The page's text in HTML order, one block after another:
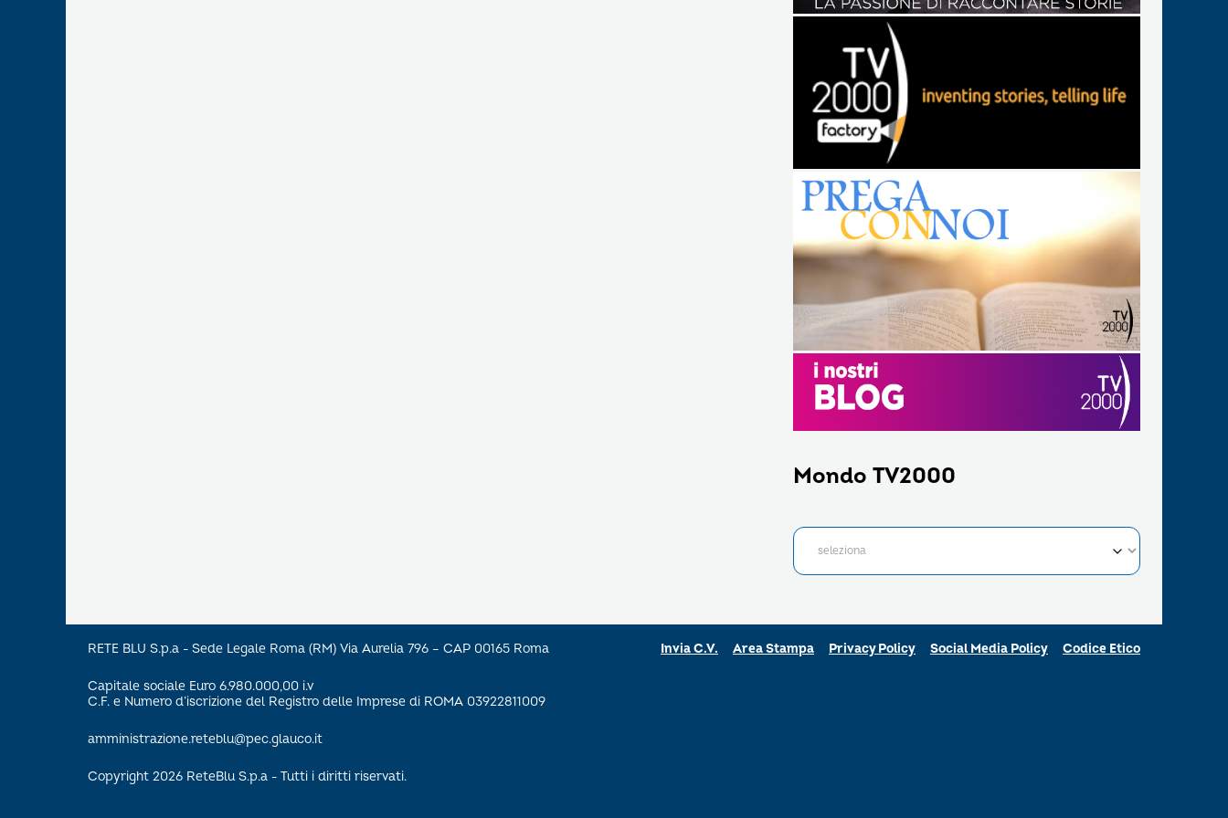
Mondo TV2000
RETE BLU S.p.a - Sede Legale Roma (RM) Via Aurelia 796 – CAP 00165 Roma
Capitale sociale Euro 6.980.000,00 i.v
C.F. e Numero d’iscrizione del Registro delle Imprese di ROMA 03922811009
amministrazione.reteblu@pec.glauco.it
Copyright 2026 ReteBlu S.p.a - Tutti i diritti riservati.
Invia C.V. Area Stampa Privacy Policy Social Media Policy Codice Etico